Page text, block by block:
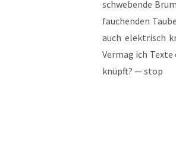
schwe­ben­de
fau­chen­den
auch elek­trisch
Ver­mag ich
knüpft? — stop